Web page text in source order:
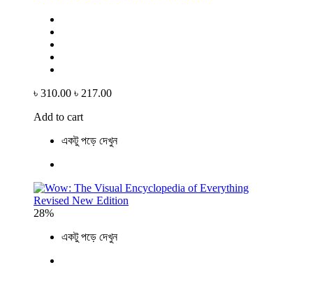
৳ 310.00 ৳ 217.00
Add to cart
একটু পড়ে দেখুন
28%
একটু পড়ে দেখুন